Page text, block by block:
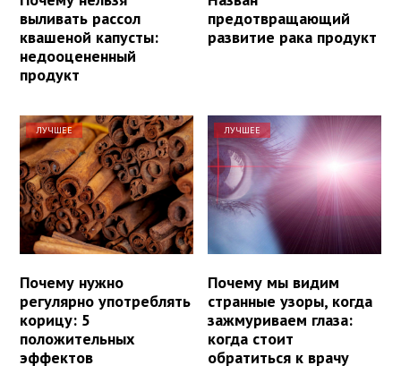
выливать рассол
квашеной капусты:
недооцененный
продукт
предотвращающий
развитие рака продукт
ЛУЧШЕЕ
Почему нужно
регулярно употреблять
корицу: 5
положительных
эффектов
ЛУЧШЕЕ
Почему мы видим
странные узоры, когда
зажмуриваем глаза:
когда стоит
обратиться к врачу